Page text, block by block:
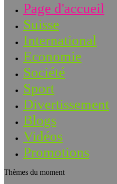
Page d'accueil
Suisse
International
Economie
Société
Sport
Divertissement
Blogs
Vidéos
Promotions
Thèmes du moment